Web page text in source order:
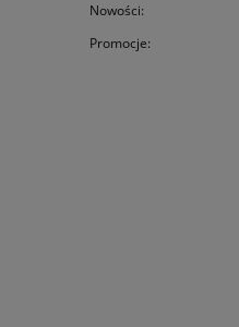
Nowości:
Promocje: